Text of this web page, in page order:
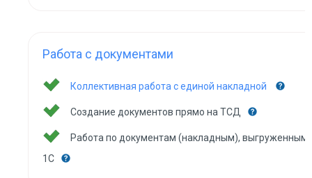
Работа с документами
Коллективная работа с единой накладной
Создание документов прямо на ТСД
Работа по документам (накладным), выгруженным
1С